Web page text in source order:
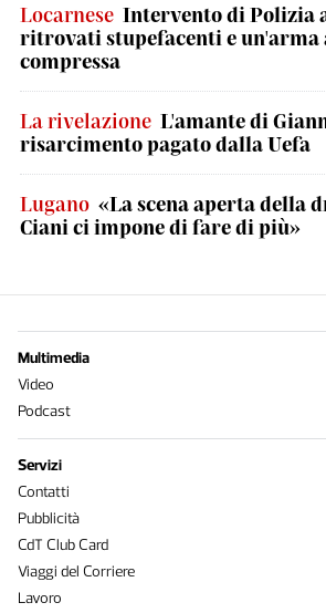
Locarnese Intervento di Polizia
ritrovati stupefacenti e un'arma
compressa
La rivelazione L'amante di
risarcimento pagato dalla Uefa
Lugano «La scena aperta della
Ciani ci impone di fare di più»
Multimedia
Video
Podcast
Servizi
Contatti
Pubblicità
CdT Club Card
Viaggi del Corriere
Lavoro